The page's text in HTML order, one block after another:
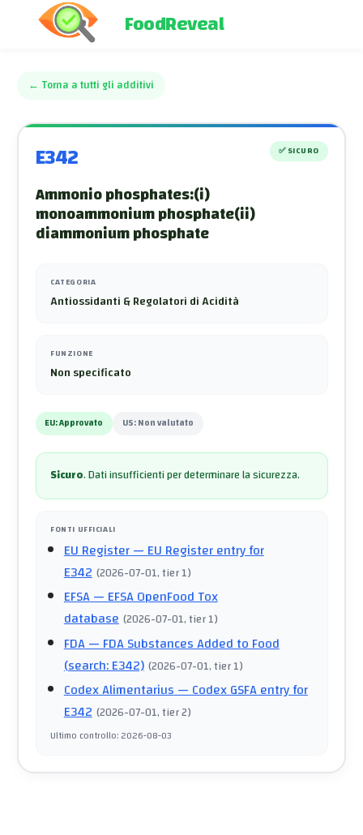
FoodReveal
← Torna a tutti gli additivi
E342 ✅SICURO
Ammonio phosphates:(i)
monoammonium phosphate(ii)
diammonium phosphate
CATEGORIA
Antiossidanti & Regolatori di Acidità
FUNZIONE
Non specificato
EU:Approvato US:Non valutato
Sicuro.Dati insufficienti per determinare la sicurezza.
FONTI UFFICIALI
EU Register— EU Register entry for
E342 (2026-07-01, tier 1)
EFSA— EFSA OpenFood Tox
database (2026-07-01, tier 1)
FDA— FDA Substances Added to Food
(search: E342) (2026-07-01, tier 1)
Codex Alimentarius— Codex GSFA entry for
E342 (2026-07-01, tier 2)
Ultimo controllo:2026-08-03